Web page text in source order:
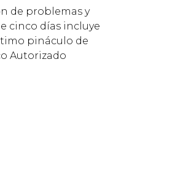
de problemas y
cinco días incluye
pináculo de
Autorizado